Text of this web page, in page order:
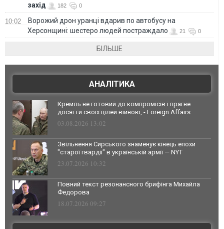
захід
182 0
10:02
Ворожий дрон уранці вдарив по автобусу на
Херсонщині: шестеро людей постраждало
21 0
БІЛЬШЕ
АНАЛІТИКА
Кремль не готовий до компромісів і прагне
досягти своїх цілей війною, - Foreign Affairs
03.08.2026 13:02
Звільнення Сирського знаменує кінець епохи
"старої гвардії" в українській армії — NYT
23.07.2026 10:32
Повний текст резонансного брифінга Михайла
Федорова
18.07.2026 09:27